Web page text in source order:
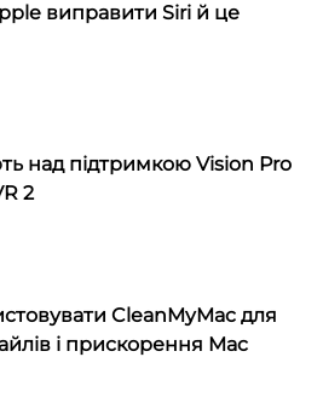
виправити Siri й це
над підтримкою Vision Pro
2
CleanMyMac для
і прискорення Mac